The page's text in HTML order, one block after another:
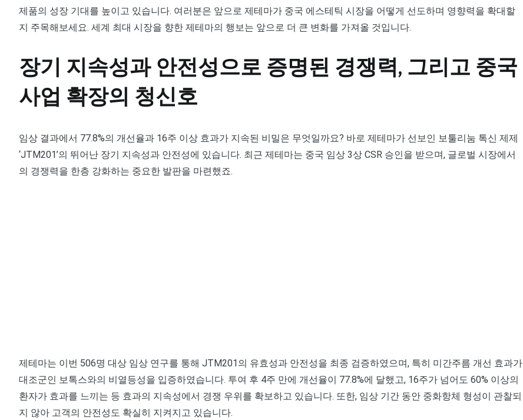
제품의 성장 기대를 높이고 있습니다. 여러분은 앞으로 제테마가 중국 에스테틱 시장을 어떻게 선도하며 영향력을 확대할
지 주목해보세요. 세계 최대 시장을 향한 제테마의 행보는 앞으로 더 큰 변화를 가져올 것입니다.
장기 지속성과 안전성으로 증명된 경쟁력, 그리고 중국
사업 확장의 청신호
임상 결과에서 77.8%의 개선율과 16주 이상 효과가 지속된 비밀은 무엇일까요? 바로 제테마가 선보인 보툴리눔 톡신 제제
‘JTM201’의 뛰어난 장기 지속성과 안전성에 있습니다. 최근 제테마는 중국 임상 3상 CSR 승인을 받으며, 글로벌 시장에서
의 경쟁력을 한층 강화하는 중요한 발판을 마련했죠.
제테마는 이번 506명 대상 임상 연구를 통해 JTM201의 유효성과 안전성을 최종 검증하였으며, 특히 미간주름 개선 효과가
대조군인 보톡스와의 비열등성을 입증하였습니다. 투여 후 4주 만에 개선율이 77.8%에 달했고, 16주가 넘어도 60% 이상의
환자가 효과를 느끼는 등 효과의 지속성에서 경쟁 우위를 확보하고 있습니다. 또한, 임상 기간 동안 중화항체 형성이 관찰되
지 않아 고객의 안전성도 확실히 지켜지고 있습니다.